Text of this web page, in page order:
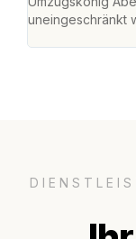
uneingeschränkt